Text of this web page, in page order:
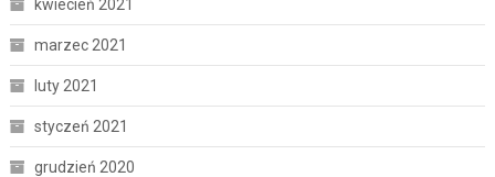
kwiecień 2021
marzec 2021
luty 2021
styczeń 2021
grudzień 2020